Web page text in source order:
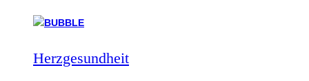
Herzgesundheit